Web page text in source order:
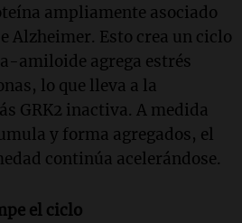
ampliamente asociado
Alzheimer. Esto crea un ciclo
amiloide agrega estrés
lo que lleva a la
GRK2 inactiva. A medida
y forma agregados, el
continúa acelerándose.
el ciclo